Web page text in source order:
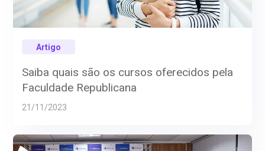
Artigo
Saiba quais são os cursos oferecidos pela
Faculdade Republicana
21/11/2023